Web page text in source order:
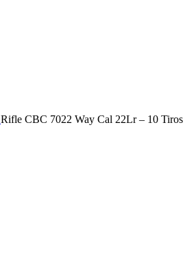
Rifle CBC 7022 Way Cal 22Lr – 10 Tiros